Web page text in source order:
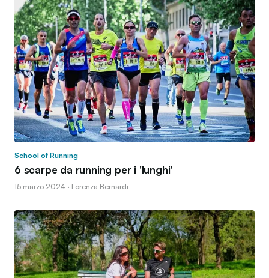
School of Running
6 scarpe da running per i 'lunghi'
15 marzo 2024 · Lorenza Bernardi